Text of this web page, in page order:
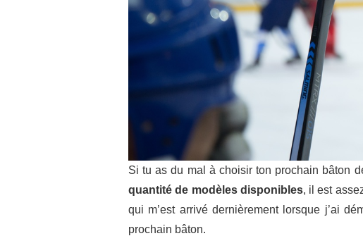
Si tu as du mal à choisir ton prochain bâton
quantité de modèles disponibles, il est
qui m’est arrivé dernièrement lorsque j’ai
prochain bâton.